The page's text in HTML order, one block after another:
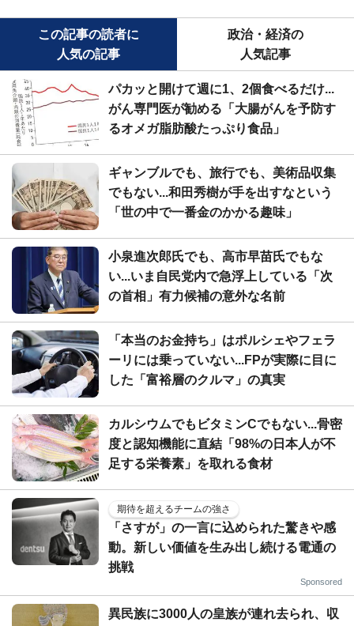
この記事の読者に
人気の記事
政治・経済の
人気記事
パカッと開けて週に1、2個食べるだけ...
がん専門医が勧める「大腸がんを予防す
るオメガ脂肪酸たっぷり食品」
ギャンブルでも、旅行でも、美術品収集
でもない...和田秀樹が手を出すなという
「世の中で一番金のかかる趣味」
小泉進次郎氏でも、高市早苗氏でもな
い...いま自民党内で急浮上している「次
の首相」有力候補の意外な名前
「本当のお金持ち」はポルシェやフェラ
ーリには乗っていない...FPが実際に目に
した「富裕層のクルマ」の真実
カルシウムでもビタミンCでもない...骨密
度と認知機能に直結「98%の日本人が不
足する栄養素」を取れる食材
期待を超えるチームの強さ
「さすが」の一言に込められた驚きや感
動。新しい価値を生み出し続ける電通の
挑戦
Sponsored
異民族に3000人の皇族が連れ去られ、収